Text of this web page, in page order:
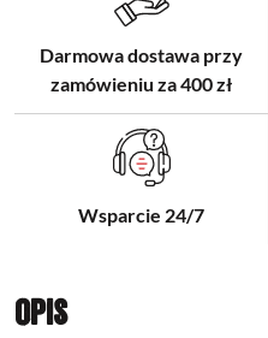
Darmowa dostawa przy
zamówieniu za 400 zł
Wsparcie 24/7
Opis